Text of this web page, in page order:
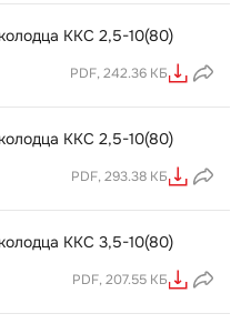
ККС 2,5-10(80)
PDF, 242.36 КБ
ККС 2,5-10(80)
PDF, 293.38 КБ
ККС 3,5-10(80)
PDF, 207.55 КБ